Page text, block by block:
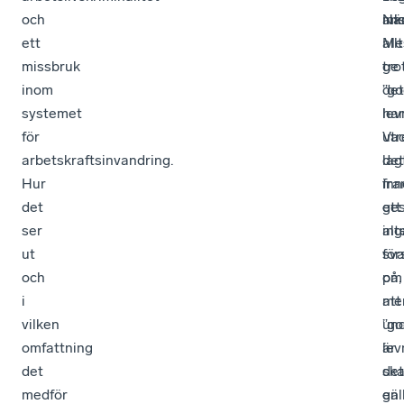
och
ett
missbruk
inom
systemet
för
arbetskraftsinvandring.
Hur
det
ser
ut
och
i
vilken
omfattning
det
medför
det
har
ett
om
att
ska
ge
det
på,
är
det
en